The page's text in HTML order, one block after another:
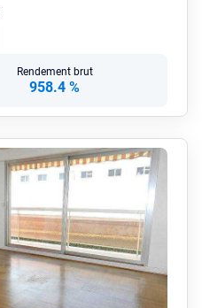
Rendement brut
958.4 %